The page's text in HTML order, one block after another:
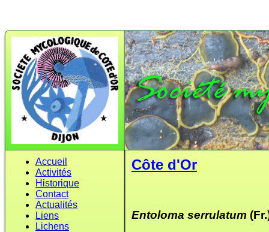
Accueil
Activités
Historique
Contact
Actualités
Liens
Lichens
Côte d'Or
Entoloma serrulatum